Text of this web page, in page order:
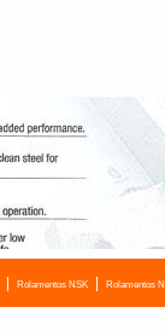
Rolamentos NSK Rolamentos